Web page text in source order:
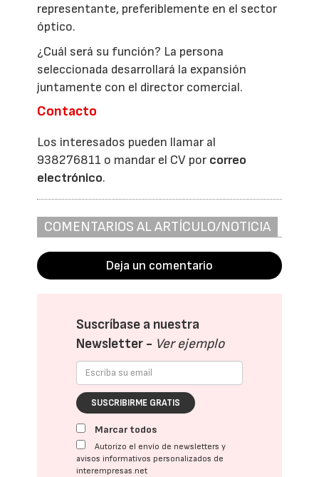
representante, preferiblemente en el sector
óptico.
¿Cuál será su función? La persona
seleccionada desarrollará la expansión
juntamente con el director comercial.
Contacto
Los interesados pueden llamar al
938276811 o mandar el CV por correo
electrónico.
COMENTARIOS AL ARTÍCULO/NOTICIA
Deja un comentario
Suscríbase a nuestra
Newsletter - Ver ejemplo
SUSCRIBIRME GRATIS
Marcar todos
Autorizo el envío de newsletters y
avisos informativos personalizados de
interempresas.net